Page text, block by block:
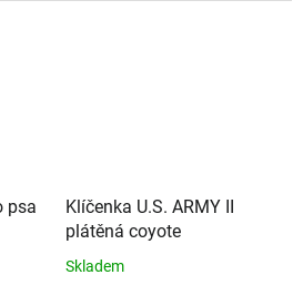
psa
Klíčenka U.S. ARMY II
plátěná coyote
Skladem